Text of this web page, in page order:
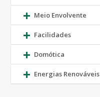
Meio Envolvente
Facilidades
Domótica
Energias Renováveis